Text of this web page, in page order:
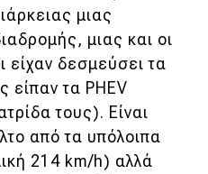
μιας
μιας και οι
είχαν δεσμεύσει τα
είπαν τα PHEV
τους). Είναι
από τα υπόλοιπα
214 km/h) αλλά